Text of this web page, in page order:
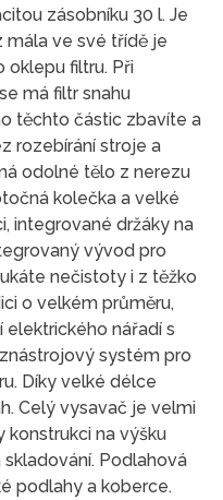
zásobníku 30 l. Je
mála ve své třídě je
oklepu filtru. Při
má filtr snahu
těchto částic zbavíte a
rozebírání stroje a
odolné tělo z nerezu
kolečka a velké
integrované držáky na
vývod pro
nečistoty i z těžko
o velkém průměru,
elektrického nářadí s
systém pro
Díky velké délce
Celý vysavač je velmi
konstrukci na výšku
Podlahová
podlahy a koberce.